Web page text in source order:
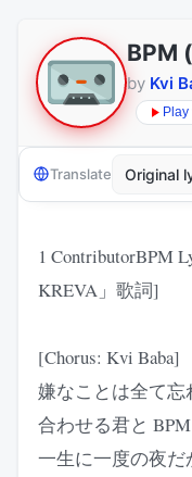
BPM
by Kvi
Translate
1 ContributorBPM
KREVA」歌詞]
[Chorus: Kvi Baba]
嫌なことは全て忘
合わせる君と
一生に一度の夜だ